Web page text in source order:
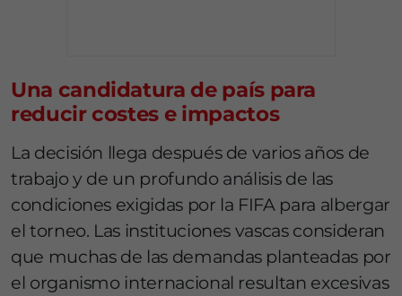
Una candidatura de país para
reducir costes e impactos
La decisión llega después de varios años de
trabajo y de un profundo análisis de las
condiciones exigidas por la FIFA para albergar
el torneo. Las instituciones vascas consideran
que muchas de las demandas planteadas por
el organismo internacional resultan excesivas